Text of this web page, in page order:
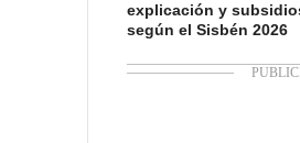
explicación y
según el Sisbén 2026